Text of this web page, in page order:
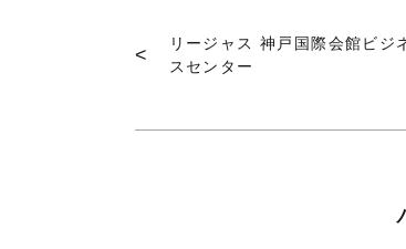
リージャス 神戸国際会館ビジ
スセンター